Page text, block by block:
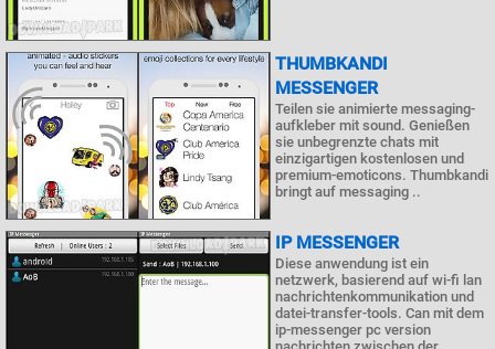
THUMBKANDI
MESSENGER
Teilen sie animierte messaging-
aufkleber mit sound. Genießen
sie unbegrenzte chats mit
einzigartigen kostenlosen und
premium-emoticons. Thumbkandi
bringt auf messaging ..
IP MESSENGER
Diese anwendung ist ein
netzwerk, basierend auf wi-fi lan
nachrichtenkommunikation und
datei-transfer-tools. Can mit dem
ip-messenger pc version